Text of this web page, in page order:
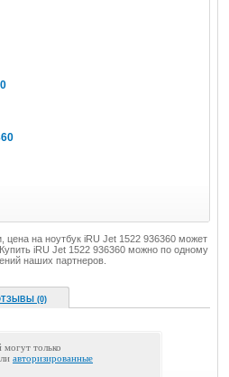
цена на ноутбук iRU Jet 1522 936360 может
iRU Jet 1522 936360 можно по одному
наших партнеров.
(0)
могут только
авторизированные